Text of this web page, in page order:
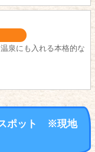
泉にも入れる本格的な
スポット ※現地